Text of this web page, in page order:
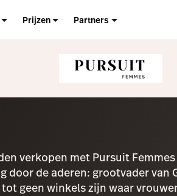
Prijzen Partners
verkopen met Pursuit
de aderen: grootvader
geen winkels zijn waar